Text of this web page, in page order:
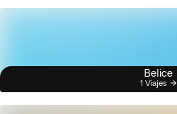
Belice
1 Viajes